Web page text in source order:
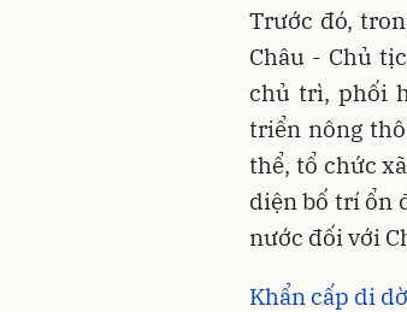
Trước đó,
Châu - Chủ
chủ trì, phối
triển nông
thể, tổ chức
diện bố trí ổn
nước đối với
Khẩn cấp di